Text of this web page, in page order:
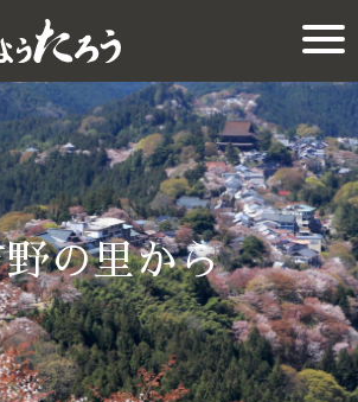
の里から